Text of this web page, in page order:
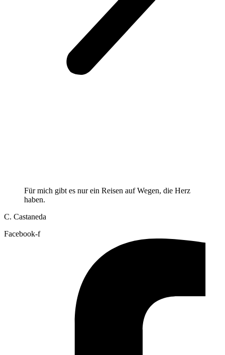
Für mich gibt es nur ein Reisen auf Wegen, die Herz
haben.
C. Castaneda
Facebook-f